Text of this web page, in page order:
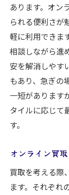
あります。オン
られる便利さが
軽に利用できま
相談しながら進
安を解消しやす
もあり、急ぎの
一短があります
タイルに応じて
す。
オンライン買
買取を考える際
ます。それぞれ